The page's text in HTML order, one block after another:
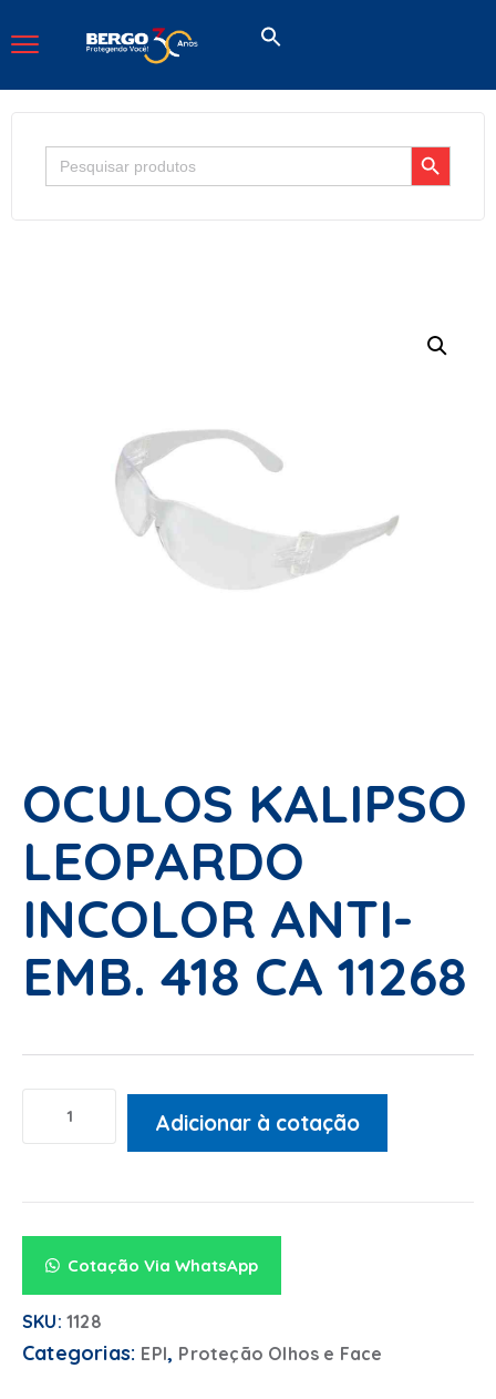
OCULOS KALIPSO
LEOPARDO
INCOLOR ANTI-
EMB. 418 CA 11268
Adicionar à cotação
Cotação Via WhatsApp
SKU: 1128
Categorias: EPI, Proteção Olhos e Face
Search
for:
Search Button